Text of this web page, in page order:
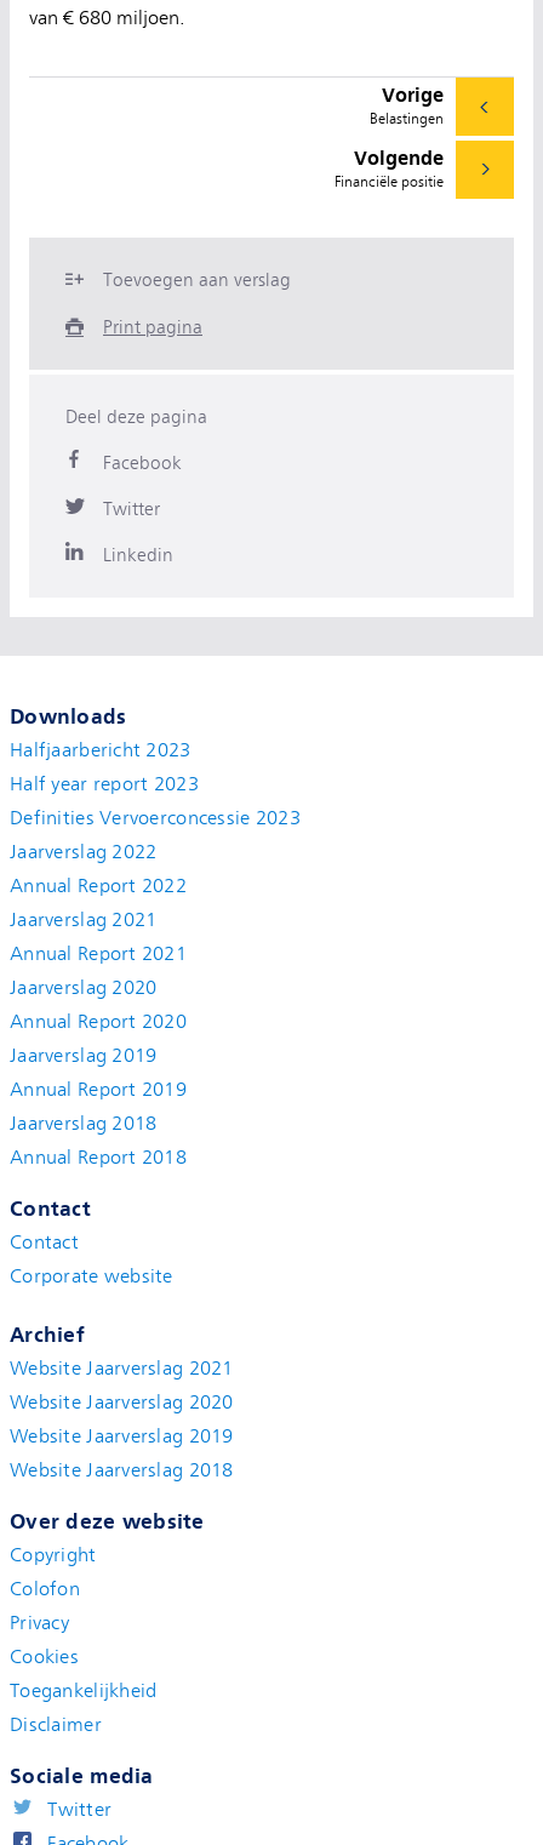
van € 680 miljoen.
Vorige
Belastingen
Volgende
Financiële positie
Toevoegen aan verslag
Print pagina
Deel deze pagina
Facebook
Twitter
Linkedin
Downloads
Halfjaarbericht 2023
Half year report 2023
Definities Vervoerconcessie 2023
Jaarverslag 2022
Annual Report 2022
Jaarverslag 2021
Annual Report 2021
Jaarverslag 2020
Annual Report 2020
Jaarverslag 2019
Annual Report 2019
Jaarverslag 2018
Annual Report 2018
Contact
Contact
Corporate website
Archief
Website Jaarverslag 2021
Website Jaarverslag 2020
Website Jaarverslag 2019
Website Jaarverslag 2018
Over deze website
Copyright
Colofon
Privacy
Cookies
Toegankelijkheid
Disclaimer
Sociale media
Twitter